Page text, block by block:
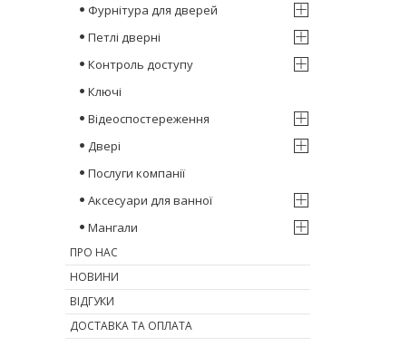
Фурнітура для дверей
Петлі дверні
Контроль доступу
Ключі
Відеоспостереження
Двері
Послуги компанії
Аксесуари для ванної
Мангали
ПРО НАС
НОВИНИ
ВІДГУКИ
ДОСТАВКА ТА ОПЛАТА